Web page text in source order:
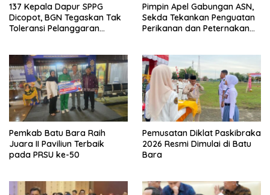
137 Kepala Dapur SPPG
Dicopot, BGN Tegaskan Tak
Toleransi Pelanggaran
Pimpin Apel Gabungan ASN,
Sekda Tekankan Penguatan
Perikanan dan Peternakan
Pemkab Batu Bara Raih
Juara II Paviliun Terbaik
pada PRSU ke-50
Pemusatan Diklat Paskibraka
2026 Resmi Dimulai di Batu
Bara